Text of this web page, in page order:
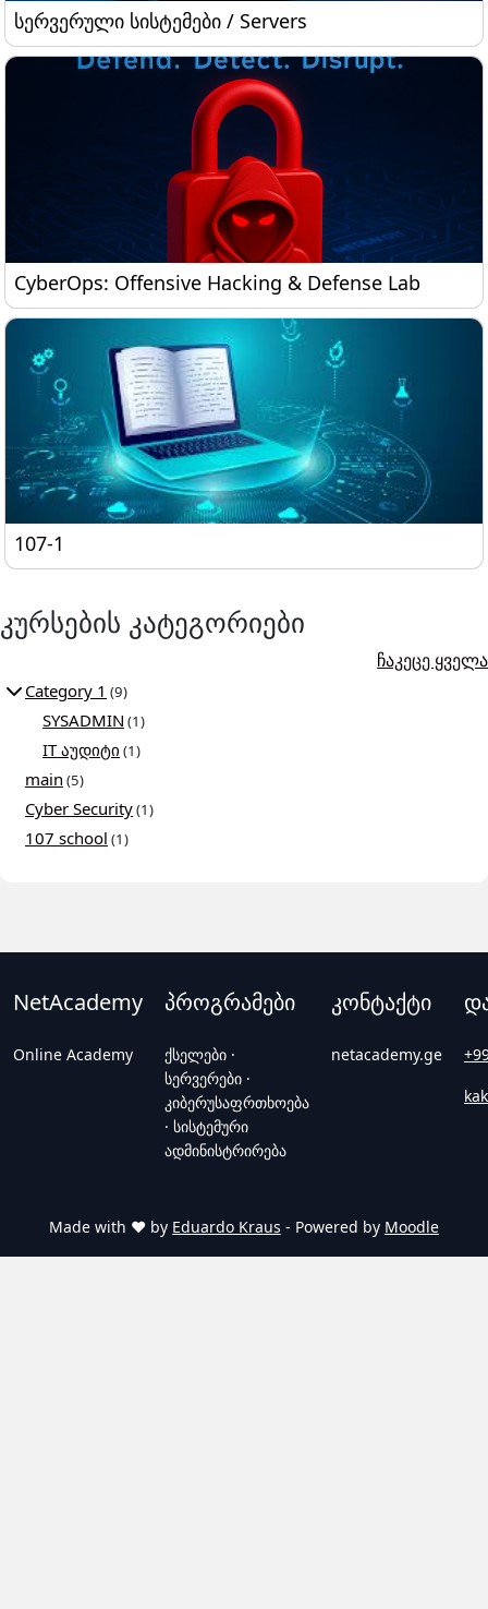
სერვერული სისტემები / Servers
სერვერული სისტემები / Servers
CyberOps: Offensive Hacking & Defense Lab
CyberOps: Offensive Hacking & Defense Lab
107-1
107-1
კურსების კატეგორიები
ჩაკეცე ყველა
Category 1 (9)
SYSADMIN (1)
IT აუდიტი (1)
main (5)
Cyber Security(1)
107 school (1)
NetAcademy
Online Academy
პროგრამები
ქსელები ·
სერვერები ·
კიბერუსაფრთხოება
· სისტემური
ადმინისტრირება
კონტაქტი
netacademy.ge
Made with ❤️ by Eduardo Kraus - Powered by Moodle